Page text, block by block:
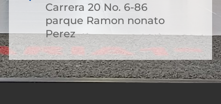
Carrera 20 No. 6-86
parque Ramon nonato
Perez